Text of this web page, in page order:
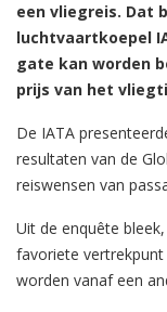
een vliegreis. Dat
luchtvaartkoepel
gate kan worden
prijs van het
De IATA
resultaten van de
reiswensen van
Uit de enquête
favoriete
worden vanaf een